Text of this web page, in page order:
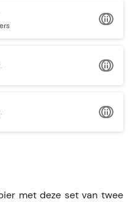
met deze set van twee